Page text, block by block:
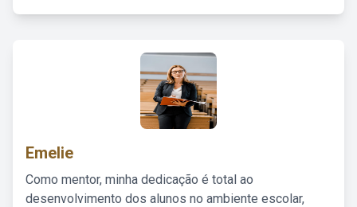
Emelie
Como mentor, minha dedicação é total ao
desenvolvimento dos alunos no ambiente escolar,